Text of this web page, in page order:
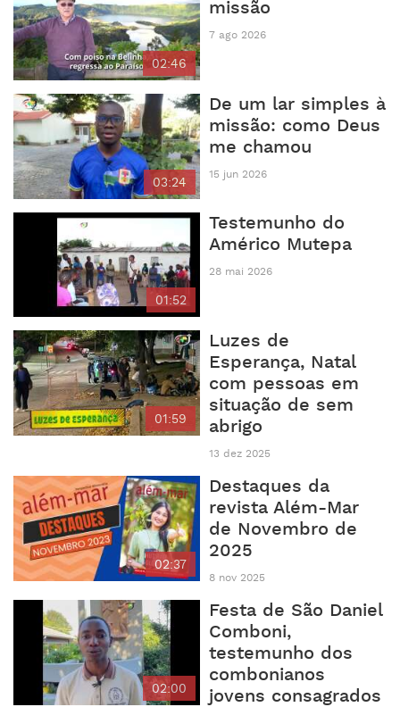
02:46
missão
7 ago 2026
03:24
De um lar simples à
missão: como Deus
me chamou
15 jun 2026
01:52
Testemunho do
Américo Mutepa
28 mai 2026
01:59
Luzes de
Esperança, Natal
com pessoas em
situação de sem
abrigo
13 dez 2025
02:37
Destaques da
revista Além-Mar
de Novembro de
2025
8 nov 2025
02:00
Festa de São Daniel
Comboni,
testemunho dos
combonianos
jovens consagrados